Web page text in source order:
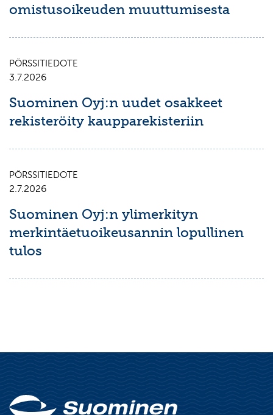
omistusoikeuden muuttumisesta
PÖRSSITIEDOTE
3.7.2026
Suominen Oyj:n uudet osakkeet
rekisteröity kaupparekisteriin
PÖRSSITIEDOTE
2.7.2026
Suominen Oyj:n ylimerkityn
merkintäetuoikeusannin lopullinen
tulos